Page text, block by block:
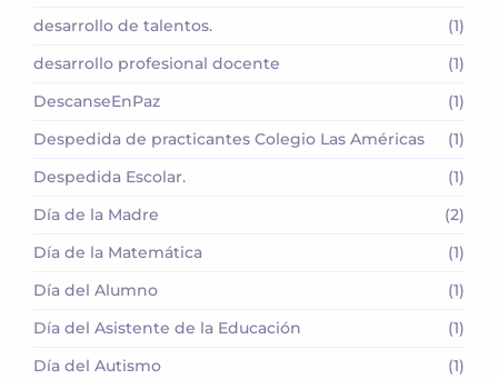
desarrollo de talentos.
(1)
desarrollo profesional docente
(1)
DescanseEnPaz
(1)
Despedida de practicantes Colegio Las Américas
(1)
Despedida Escolar.
(1)
Día de la Madre
(2)
Día de la Matemática
(1)
Día del Alumno
(1)
Día del Asistente de la Educación
(1)
Día del Autismo
(1)